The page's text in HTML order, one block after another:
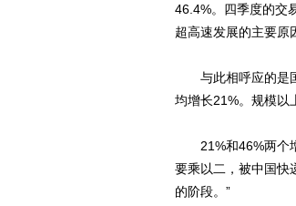
46.4%。四季度的交
超高速发展的主要原
与此相呼应的是国
均增长21%。规模以
21%和46%两个增
要乘以二，被中国快
的阶段。”